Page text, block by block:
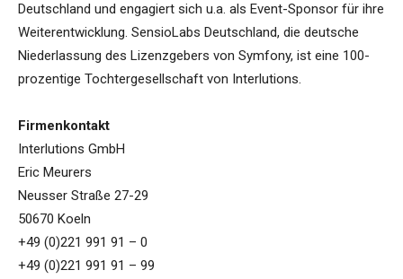
Deutschland und engagiert sich u.a. als Event-Sponsor für ihre
Weiterentwicklung. SensioLabs Deutschland, die deutsche
Niederlassung des Lizenzgebers von Symfony, ist eine 100-
prozentige Tochtergesellschaft von Interlutions.
Firmenkontakt
Interlutions GmbH
Eric Meurers
Neusser Straße 27-29
50670 Koeln
+49 (0)221 991 91 – 0
+49 (0)221 991 91 – 99